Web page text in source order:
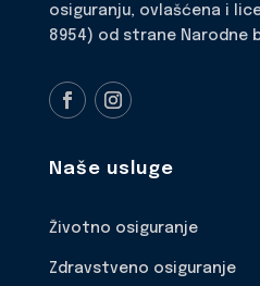
osiguranju, ovlašćena i
8954) od strane Narodne
Naše usluge
Životno osiguranje
Zdravstveno osiguranje